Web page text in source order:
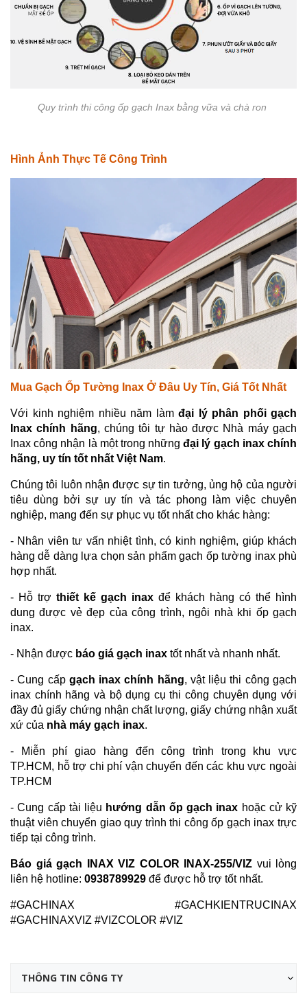
Quy trình thi công ốp gạch Inax bằng vữa và chà ron
Hình Ảnh Thực Tế Công Trình
Mua Gạch Ốp Tường Inax Ở Đâu Uy Tín, Giá Tốt Nhất
Với kinh nghiệm nhiều năm làm đại lý phân phối gạch
Inax chính hãng, chúng tôi tự hào được Nhà máy gạch
Inax công nhận là một trong nhữngđại lý gạch inax chính
hãng, uy tín tốt nhất Việt Nam.
Chúng tôi luôn nhận được sự tin tưởng, ủng hộ của người
tiêu dùng bởi sự uy tín và tác phong làm việc chuyên
nghiệp, mang đến sự phục vụ tốt nhất cho khác hàng:
- Nhân viên tư vấn nhiệt tình, có kinh nghiệm, giúp khách
hàng dễ dàng lựa chọn sản phẩm gạch ốp tường inax phù
hợp nhất.
- Hỗ trợ thiết kế gạch inax để khách hàng có thể hình
dung được vẻ đẹp của công trình, ngôi nhà khi ốp gạch
inax.
- Nhận được báo giá gạch inax tốt nhất và nhanh nhất.
- Cung cấp gạch inax chính hãng, vật liệu thi công gạch
inax chính hãng và bộ dụng cụ thi công chuyên dụng với
đầy đủ giấy chứng nhận chất lượng, giấy chứng nhận xuất
xứ của nhà máy gạch inax.
- Miễn phí giao hàng đến công trình trong khu vực
TP.HCM, hỗ trợ chi phí vận chuyển đến các khu vực ngoài
TP.HCM
- Cung cấp tài liệu hướng dẫn ốp gạch inax hoặc cử kỹ
thuật viên chuyển giao quy trình thi công ốp gạch inax trực
tiếp tại công trình.
Báo giá gạch INAX VIZ COLOR INAX-255/VIZ vui lòng
liên hệ hotline: 0938789929 để được hỗ trợ tốt nhất.
#GACHINAX #GACHKIENTRUCINAX
#GACHINAXVIZ #VIZCOLOR #VIZ
THÔNG TIN CÔNG TY